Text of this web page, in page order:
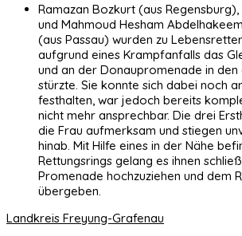
Ramazan Bozkurt (aus
und Mahmoud Hesham
(aus Passau) wurden zu
aufgrund eines Krampfanfalls das
und an der Donaupromenade in den
stürzte. Sie konnte sich dabei noch
festhalten, war jedoch bereits
nicht mehr ansprechbar. Die drei
die Frau aufmerksam und stiegen
hinab. Mit Hilfe eines in der Nähe
Rettungsrings gelang es ihnen
Promenade hochzuziehen und dem
übergeben.
Landkreis Freyung-Grafenau